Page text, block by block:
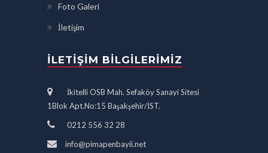
Foto Galeri
İletişim
İLETIŞIM BILGILERIMIZ
İkitelli OSB Mah. Sefaköy Sanayi Sitesi
1Blok Apt.No:15 Başakşehir/İST.
0212 556 32 28
info@pimapenbayii.net